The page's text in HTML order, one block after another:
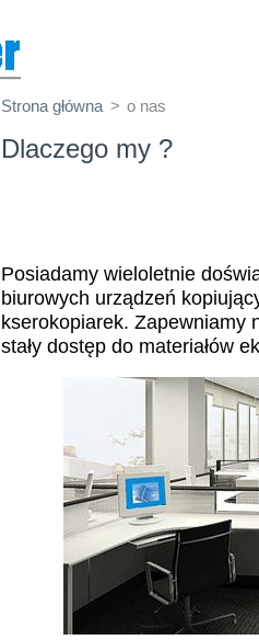
Strona główna > o nas
Dlaczego my ?
Posiadamy wieloletnie
biurowych urządzeń
kserokopiarek. Zapewniamy
stały dostęp do materiałów